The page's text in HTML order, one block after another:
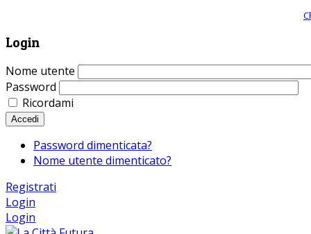
Login
Nome utente
Password
Ricordami
Accedi
Password dimenticata?
Nome utente dimenticato?
Registrati
Login
Login